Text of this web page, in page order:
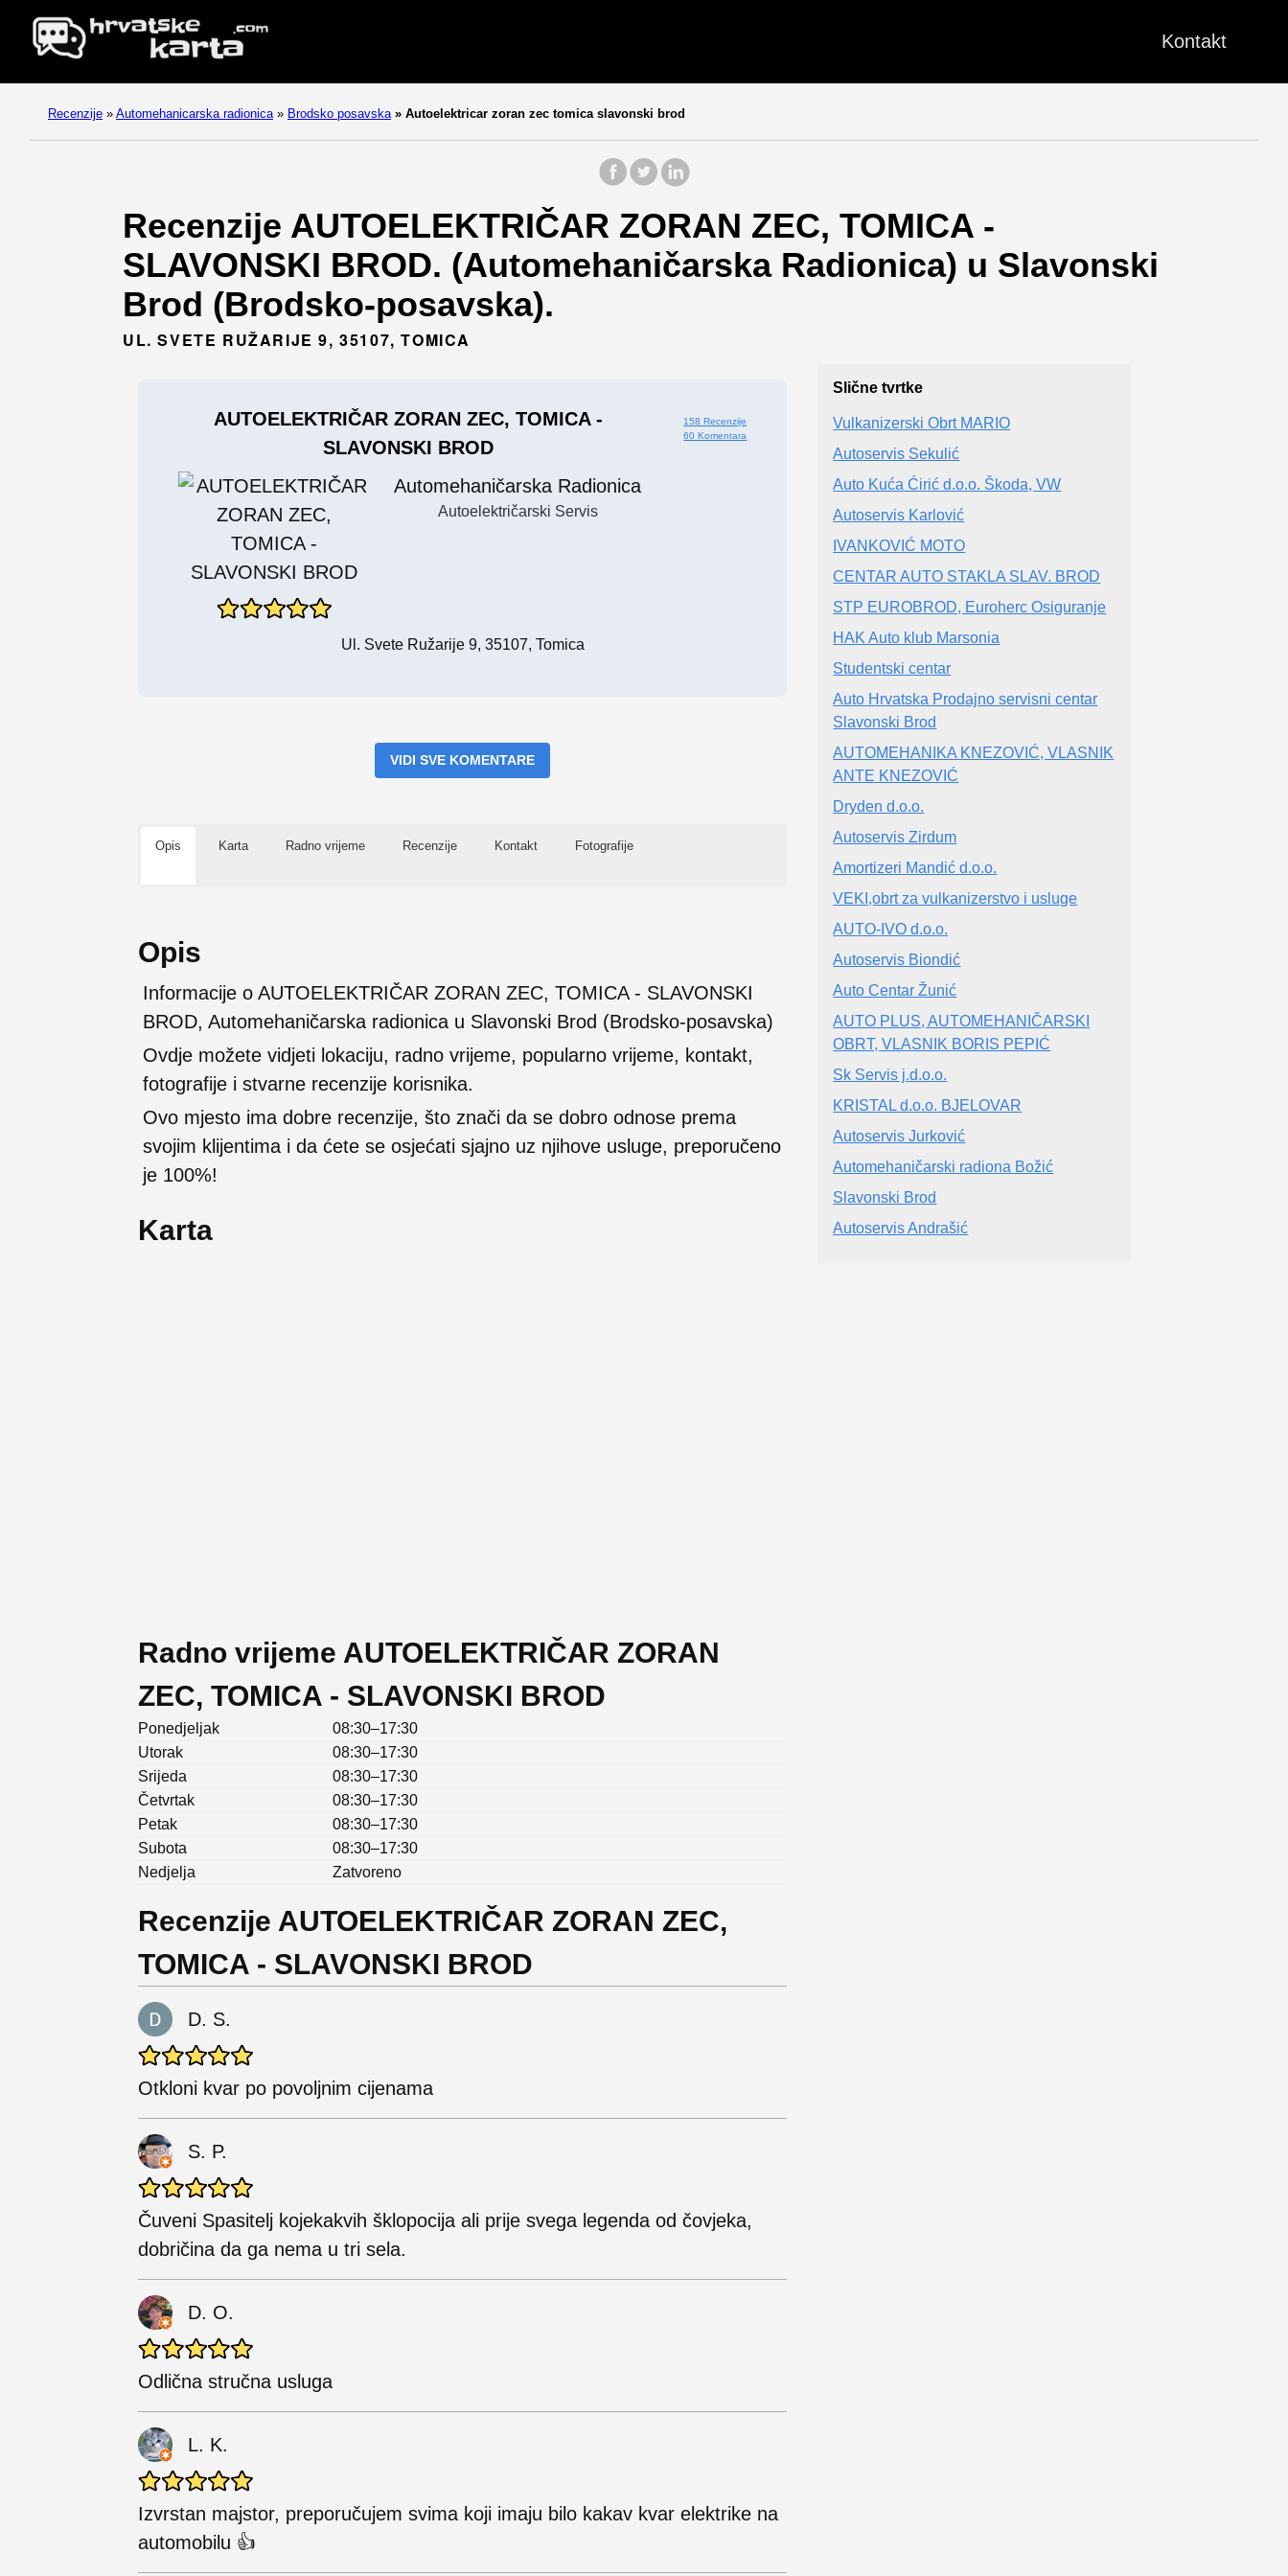
Kontakt
Recenzije » Automehanicarska radionica » Brodsko posavska » Autoelektricar zoran zec tomica slavonski brod
Recenzije AUTOELEKTRIČAR ZORAN ZEC, TOMICA -
SLAVONSKI BROD. (Automehaničarska Radionica) u Slavonski
Brod (Brodsko-posavska).
UL. SVETE RUŽARIJE 9, 35107, TOMICA
AUTOELEKTRIČAR ZORAN ZEC, TOMICA -
SLAVONSKI BROD
158 Recenzije
60 Komentara
Automehaničarska Radionica
Autoelektričarski Servis
Ul. Svete Ružarije 9, 35107, Tomica
VIDI SVE KOMENTARE
Opis Karta Radno vrijeme Recenzije Kontakt Fotografije
Opis
Informacije o AUTOELEKTRIČAR ZORAN ZEC, TOMICA - SLAVONSKI
BROD, Automehaničarska radionica u Slavonski Brod (Brodsko-posavska)
Ovdje možete vidjeti lokaciju, radno vrijeme, popularno vrijeme, kontakt,
fotografije i stvarne recenzije korisnika.
Ovo mjesto ima dobre recenzije, što znači da se dobro odnose prema
svojim klijentima i da ćete se osjećati sjajno uz njihove usluge, preporučeno
je 100%!
Karta
Radno vrijeme AUTOELEKTRIČAR ZORAN
ZEC, TOMICA - SLAVONSKI BROD
Ponedjeljak
08:30–17:30
Utorak
08:30–17:30
Srijeda
08:30–17:30
Četvrtak
08:30–17:30
Petak
08:30–17:30
Subota
08:30–17:30
Nedjelja
Zatvoreno
Recenzije AUTOELEKTRIČAR ZORAN ZEC,
TOMICA - SLAVONSKI BROD
D. S.
Otkloni kvar po povoljnim cijenama
S. P.
Čuveni Spasitelj kojekakvih šklopocija ali prije svega legenda od čovjeka,
dobričina da ga nema u tri sela.
D. O.
Odlična stručna usluga
L. K.
Izvrstan majstor, preporučujem svima koji imaju bilo kakav kvar elektrike na
automobilu 👍
Slične tvrtke
Vulkanizerski Obrt MARIO
Autoservis Sekulić
Auto Kuća Ćirić d.o.o. Škoda, VW
Autoservis Karlović
IVANKOVIĆ MOTO
CENTAR AUTO STAKLA SLAV. BROD
STP EUROBROD, Euroherc Osiguranje
HAK Auto klub Marsonia
Studentski centar
Auto Hrvatska Prodajno servisni centar
Slavonski Brod
AUTOMEHANIKA KNEZOVIĆ, VLASNIK
ANTE KNEZOVIĆ
Dryden d.o.o.
Autoservis Zirdum
Amortizeri Mandić d.o.o.
VEKI,obrt za vulkanizerstvo i usluge
AUTO-IVO d.o.o.
Autoservis Biondić
Auto Centar Žunić
AUTO PLUS, AUTOMEHANIČARSKI
OBRT, VLASNIK BORIS PEPIĆ
Sk Servis j.d.o.o.
KRISTAL d.o.o. BJELOVAR
Autoservis Jurković
Automehaničarski radiona Božić
Slavonski Brod
Autoservis Andrašić